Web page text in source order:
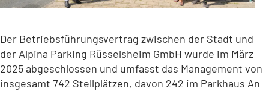
Der Betriebsführungsvertrag zwischen der Stadt und
der Alpina Parking Rüsselsheim GmbH wurde im März
2025 abgeschlossen und umfasst das Management von
insgesamt 742 Stellplätzen, davon 242 im Parkhaus An